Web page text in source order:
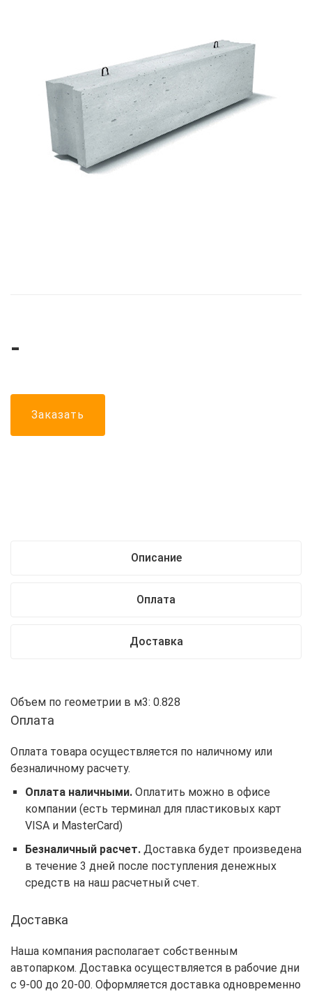
Ригеля
Шахта лифтов
-
Заказать
Описание
Оплата
Доставка
Объем по геометрии в м3: 0.828
Оплата
Оплата товара осуществляется по наличному или
безналичному расчету.
Оплата наличными.Оплатить можно в офисе
компании (есть терминал для пластиковых карт
VISA и MasterCard)
Безналичный расчет.Доставка будет произведена
в течение 3 дней после поступления денежных
средств на наш расчетный счет.
Доставка
Наша компания располагает собственным
автопарком. Доставка осуществляется в рабочие дни
с 9-00 до 20-00. Оформляется доставка одновременно